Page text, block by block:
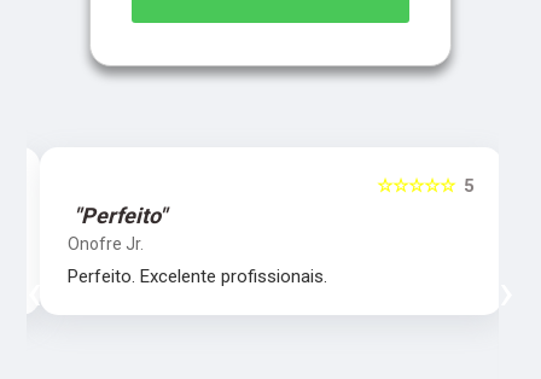
5
☆☆☆☆☆
"Perfeito"
Onofre Jr.
Perfeito. Excelente profissionais.
‹